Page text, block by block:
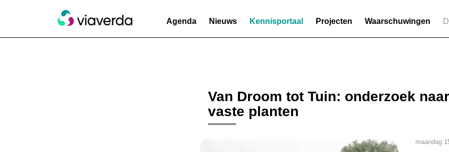
Agenda Nieuws Kennisportaal Projecten Waarschuwingen
Van Droom tot Tuin: onderzoek
vaste planten
maandag